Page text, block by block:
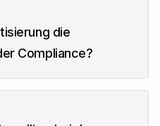
die
Compliance?